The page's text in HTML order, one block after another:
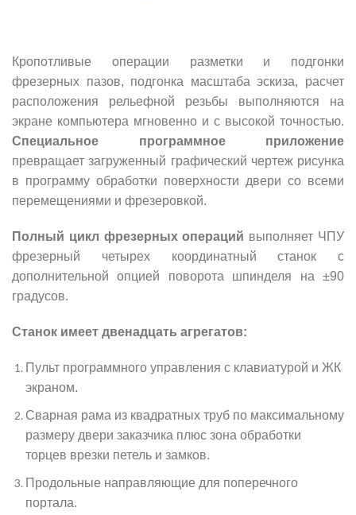
Кропотливые операции разметки и подгонки
фрезерных пазов, подгонка масштаба эскиза, расчет
расположения рельефной резьбы выполняются на
экране компьютера мгновенно и с высокой точностью.
Специальное программное приложение
превращает загруженный графический чертеж рисунка
в программу обработки поверхности двери со всеми
перемещениями и фрезеровкой.
Полный цикл фрезерных операций выполняет ЧПУ
фрезерный четырех координатный станок с
дополнительной опцией поворота шпинделя на ±90
градусов.
Станок имеет двенадцать агрегатов:
Пульт программного управления с клавиатурой и ЖК
экраном.
Сварная рама из квадратных труб по максимальному
размеру двери заказчика плюс зона обработки
торцев врезки петель и замков.
Продольные направляющие для поперечного
портала.